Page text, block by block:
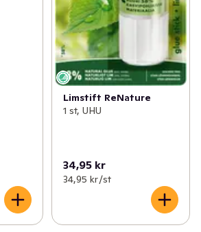
Limstift ReNature
1 st, UHU
34,95 kr
34,95 kr /st